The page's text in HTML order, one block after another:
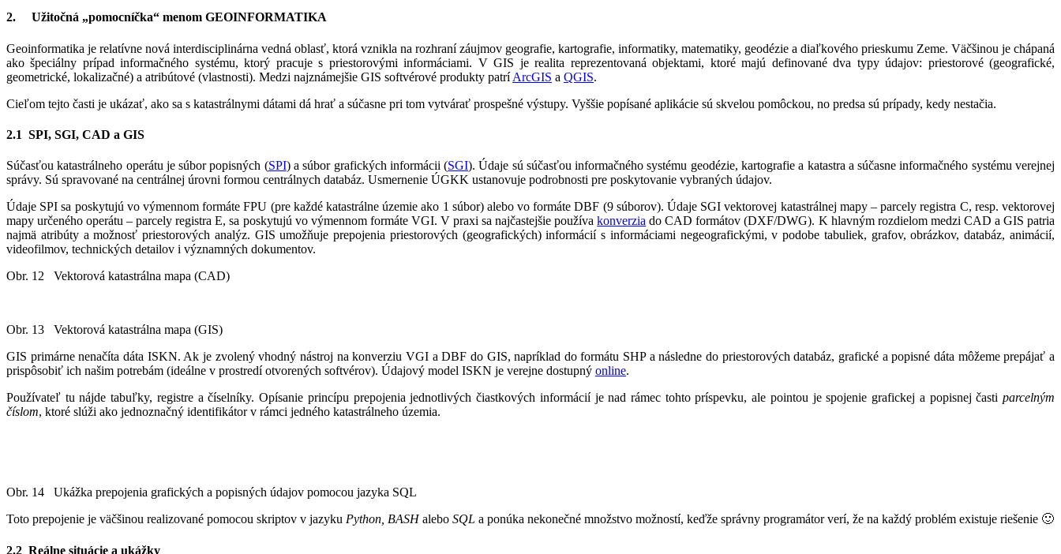
2. Užitočná „pomocníčka“ menom GEOINFORMATIKA
Geoinformatika je relatívne nová interdisciplinárna vedná oblasť, ktorá vznikla na rozhraní záujmov geografie, kartografie, informatiky, matematiky, geodézie a diaľkového prieskumu Zeme. Väčšinou je chápaná
ako špeciálny prípad informačného systému, ktorý pracuje s priestorovými informáciami. V GIS je realita reprezentovaná objektami, ktoré majú definované dva typy údajov: priestorové (geografické,
geometrické, lokalizačné) a atribútové (vlastnosti). Medzi najznámejšie GIS softvérové produkty patríArcGIS a QGIS.
Cieľom tejto časti je ukázať, ako sa s katastrálnymi dátami dá hrať a súčasne pri tom vytvárať prospešné výstupy. Vyššie popísané aplikácie sú skvelou pomôckou, no predsa sú prípady, kedy nestačia.
2.1 SPI, SGI, CAD a GIS
Súčasťou katastrálneho operátu je súbor popisných (SPI) a súbor grafických informácii (SGI). Údaje sú súčasťou informačného systému geodézie, kartografie a katastra a súčasne informačného systému verejnej
správy. Sú spravované na centrálnej úrovni formou centrálnych databáz. Usmernenie ÚGKK ustanovuje podrobnosti pre poskytovanie vybraných údajov.
Údaje SPI sa poskytujú vo výmennom formáte FPU (pre každé katastrálne územie ako 1 súbor) alebo vo formáte DBF (9 súborov). Údaje SGI vektorovej katastrálnej mapy – parcely registra C, resp. vektorovej
mapy určeného operátu – parcely registra E, sa poskytujú vo výmennom formáte VGI. V praxi sa najčastejšie používakonverzia do CAD formátov (DXF/DWG). K hlavným rozdielom medzi CAD a GIS patria
najmä atribúty a možnosť priestorových analýz. GIS umožňuje prepojenia priestorových (geografických) informácií s informáciami negeografickými, v podobe tabuliek, grafov, obrázkov, databáz, animácií,
videofilmov, technických detailov i významných dokumentov.
Obr. 12 Vektorová katastrálna mapa (CAD)
Obr. 13 Vektorová katastrálna mapa (GIS)
GIS primárne nenačíta dáta ISKN. Ak je zvolený vhodný nástroj na konverziu VGI a DBF do GIS, napríklad do formátu SHP a následne do priestorových databáz, grafické a popisné dáta môžeme prepájať a
prispôsobiť ich našim potrebám (ideálne v prostredí otvorených softvérov). Údajový model ISKN je verejne dostupný online.
Používateľ tu nájde tabuľky, registre a číselníky. Opísanie princípu prepojenia jednotlivých čiastkových informácií je nad rámec tohto príspevku, ale pointou je spojenie grafickej a popisnej časti parcelným
číslom, ktoré slúži ako jednoznačný identifikátor v rámci jedného katastrálneho územia.
Obr. 14 Ukážka prepojenia grafických a popisných údajov pomocou jazyka SQL
Toto prepojenie je väčšinou realizované pomocou skriptov v jazyku Python, BASHalebo SQL a ponúka nekonečné množstvo možností, keďže správny programátor verí, že na každý problém existuje riešenie 🙂
2.2 Reálne situácie a ukážky